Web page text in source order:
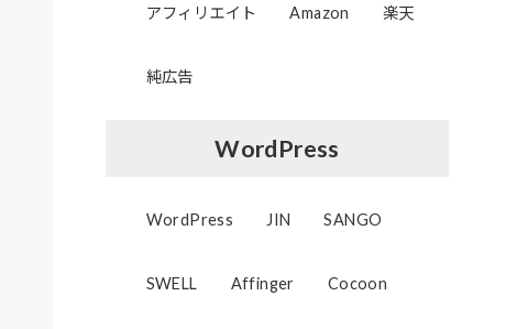
アフィリエイト Amazon 楽天
純広告
WordPress
WordPress JIN SANGO
SWELL Affinger Cocoon